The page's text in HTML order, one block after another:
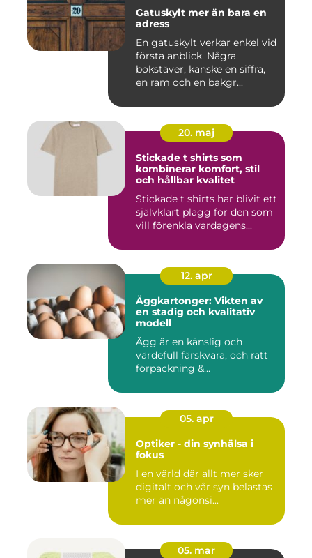
Gatuskylt mer än bara en
adress
En gatuskylt verkar enkel vid
första anblick. Några
bokstäver, kanske en siffra,
en ram och en bakgr...
20. maj
Stickade t shirts som
kombinerar komfort, stil
och hållbar kvalitet
Stickade t shirts har blivit ett
självklart plagg för den som
vill förenkla vardagens...
12. apr
Äggkartonger: Vikten av
en stadig och kvalitativ
modell
Ägg är en känslig och
värdefull färskvara, och rätt
förpackning &...
05. apr
Optiker - din synhälsa i
fokus
I en värld där allt mer sker
digitalt och vår syn belastas
mer än någonsi...
05. mar